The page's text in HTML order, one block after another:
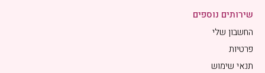
שירותים נוספים
החשבון שלי
פרטיות
תנאי שימוש